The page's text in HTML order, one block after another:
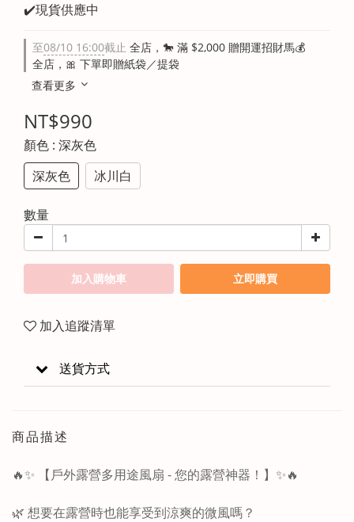
✔️現貨供應中
至08/10 16:00截止 全店，🐎 滿 $2,000 贈開運招財馬💰
全店，🎀 下單即贈紙袋／提袋
查看更多
NT$990
顏色 : 深灰色
深灰色
冰川白
數量
加入購物車 立即購買
加入追蹤清單
送貨方式
商品描述
🔥✨ 【戶外露營多用途風扇 - 您的露營神器！】✨🔥
🌿 想要在露營時也能享受到涼爽的微風嗎？